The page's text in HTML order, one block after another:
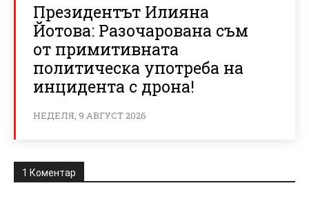
Президентът Илияна
Йотова: Разочарована съм
от примитивната
политическа употреба на
инцидента с дрона!
НЕДЕЛЯ, 9 АВГУСТ 2026
1 Коментар